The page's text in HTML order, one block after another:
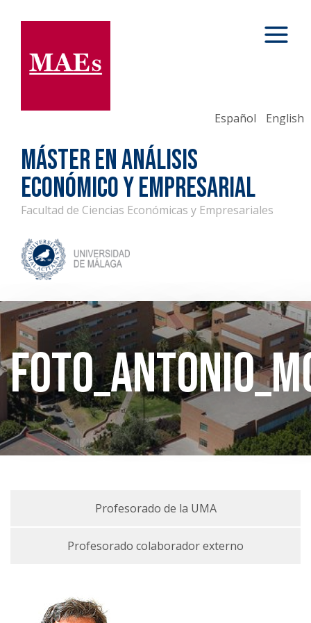
Español English
MÁSTER EN ANÁLISIS
ECONÓMICO Y EMPRESARIAL
Facultad de Ciencias Económicas y Empresariales
Profesorado de la UMA
Profesorado colaborador externo